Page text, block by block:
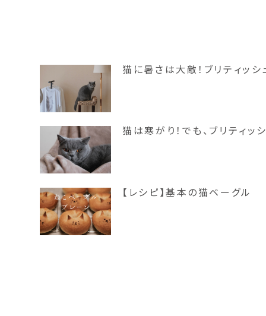
猫に暑さは大敵！ブリティッ
猫は寒がり！でも、ブリティ
【レシピ】基本の猫ベーグル